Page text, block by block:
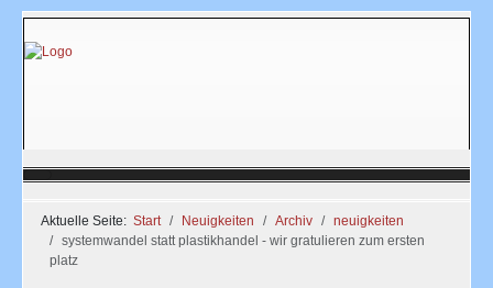
Aktuelle Seite: Start Neuigkeiten Archiv
neuigkeiten
systemwandel statt plastikhandel - wir gratulieren zum ersten
platz